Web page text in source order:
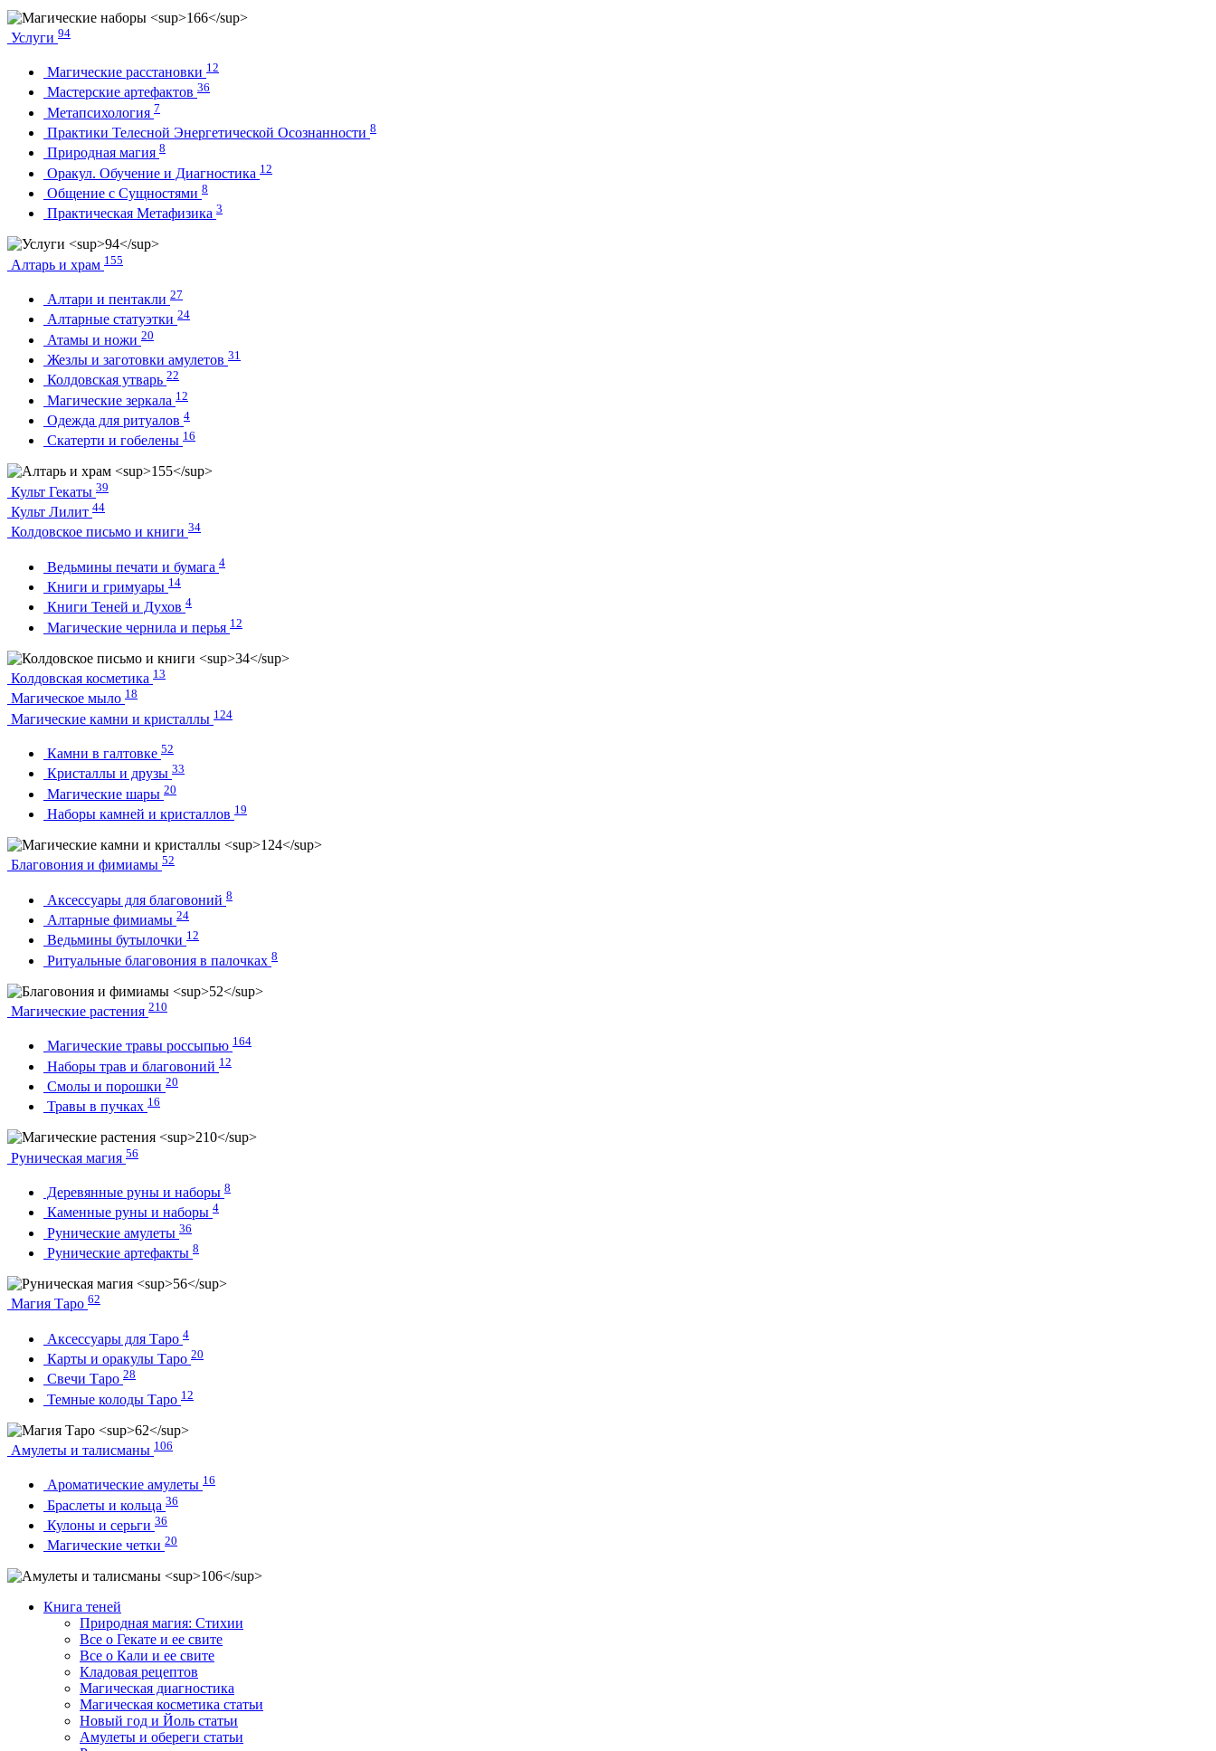
Услуги 94
Магические расстановки 12
Мастерские артефактов 36
Метапсихология 7
Практики Телесной Энергетической Осознанности 8
Природная магия 8
Оракул. Обучение и Диагностика 12
Общение с Сущностями 8
Практическая Метафизика 3
Алтарь и храм 155
Алтари и пентакли 27
Алтарные статуэтки 24
Атамы и ножи 20
Жезлы и заготовки амулетов 31
Колдовская утварь 22
Магические зеркала 12
Одежда для ритуалов 4
Скатерти и гобелены 16
Культ Гекаты 39
Культ Лилит 44
Колдовское письмо и книги 34
Ведьмины печати и бумага 4
Книги и гримуары 14
Книги Теней и Духов 4
Магические чернила и перья 12
Колдовская косметика 13
Магическое мыло 18
Магические камни и кристаллы 124
Камни в галтовке 52
Кристаллы и друзы 33
Магические шары 20
Наборы камней и кристаллов 19
Благовония и фимиамы 52
Аксессуары для благовоний 8
Алтарные фимиамы 24
Ведьмины бутылочки 12
Ритуальные благовония в палочках 8
Магические растения 210
Магические травы россыпью 164
Наборы трав и благовоний 12
Смолы и порошки 20
Травы в пучках 16
Руническая магия 56
Деревянные руны и наборы 8
Каменные руны и наборы 4
Рунические амулеты 36
Рунические артефакты 8
Магия Таро 62
Аксессуары для Таро 4
Карты и оракулы Таро 20
Свечи Таро 28
Темные колоды Таро 12
Амулеты и талисманы 106
Ароматические амулеты 16
Браслеты и кольца 36
Кулоны и серьги 36
Магические четки 20
Книга теней
Природная магия: Стихии
Все о Гекате и ее свите
Все о Кали и ее свите
Кладовая рецептов
Магическая диагностика
Магическая косметика статьи
Новый год и Йоль статьи
Амулеты и обереги статьи